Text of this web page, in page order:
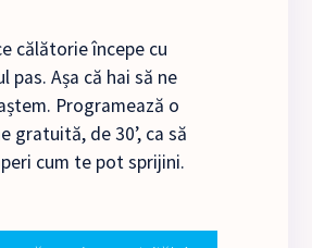
călătorie începe cu
pas. Așa că hai să ne
Programează o
gratuită, de 30’, ca să
cum te pot sprijini.